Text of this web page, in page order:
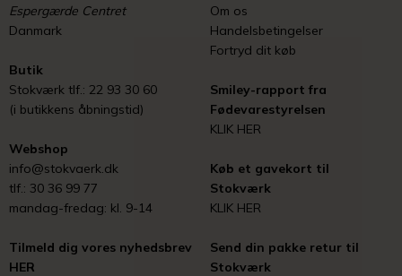
Espergærde Centret
Danmark
Butik
Stokværk tlf.: 22 93 30 60
(i butikkens åbningstid)
Webshop
info@stokvaerk.dk
tlf.: 30 36 99 77
mandag-fredag: kl. 9-14
Tilmeld dig vores nyhedsbrev
HER
Om os
Handelsbetingelser
Fortryd dit køb
Smiley-rapport fra
Fødevarestyrelsen
KLIK HER
Køb et gavekort til
Stokværk
KLIK HER
Send din pakke retur til
Stokværk